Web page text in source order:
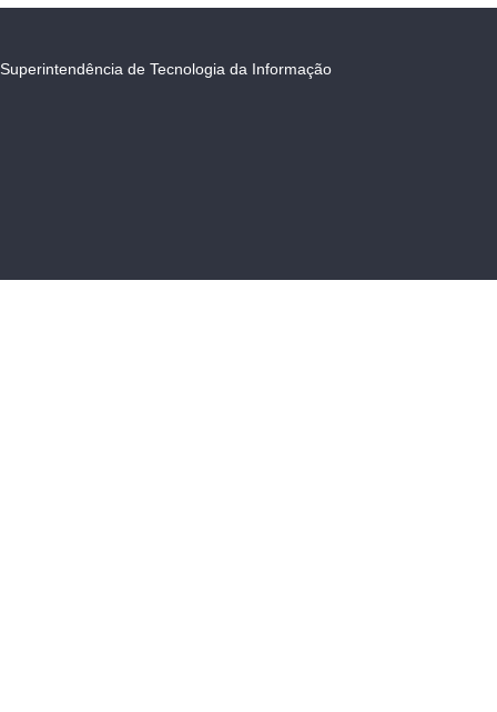
Superintendência de Tecnologia da Informação